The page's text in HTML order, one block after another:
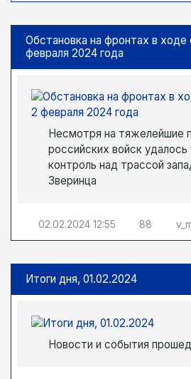
Обстановка на фронтах в ходе
февраля 2024 года
Несмотря на тяжелейшие
российских войск удалось
контроль над трассой
Зверинца
02.02.2024 12:55 88
Итоги дня, 01.02.2024
Новости и события